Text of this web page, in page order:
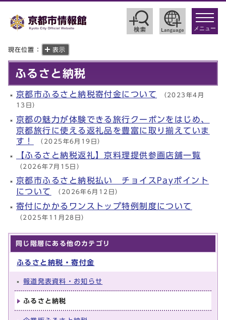
toggle
メニュー
現在位置： 表示
ふるさと納税
京都市ふるさと納税寄付金について （2023年4月
13日）
京都の魅力が体験できる旅行クーポンをはじめ、
京都旅行に使える返礼品を豊富に取り揃えていま
す！
（2025年6月19日）
【ふるさと納税返礼】京料理提供参画店舗一覧
（2026年7月15日）
京都市ふるさと納税払い チョイスPayポイント
について （2026年6月12日）
寄付にかかるワンストップ特例制度について
（2025年11月28日）
同じ階層にある他のカテゴリ
ふるさと納税・寄付金
報道発表資料・お知らせ
ふるさと納税